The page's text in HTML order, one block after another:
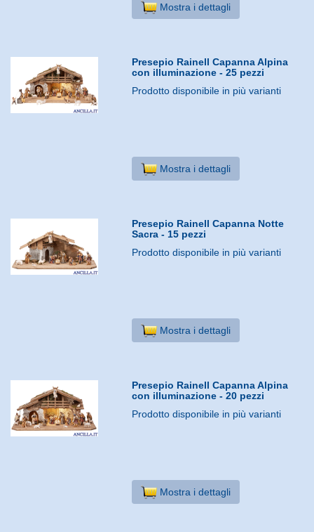
Mostra i dettagli
Presepio Rainell Capanna Alpina
con illuminazione - 25 pezzi
Prodotto disponibile in più varianti
Mostra i dettagli
Presepio Rainell Capanna Notte
Sacra - 15 pezzi
Prodotto disponibile in più varianti
Mostra i dettagli
Presepio Rainell Capanna Alpina
con illuminazione - 20 pezzi
Prodotto disponibile in più varianti
Mostra i dettagli